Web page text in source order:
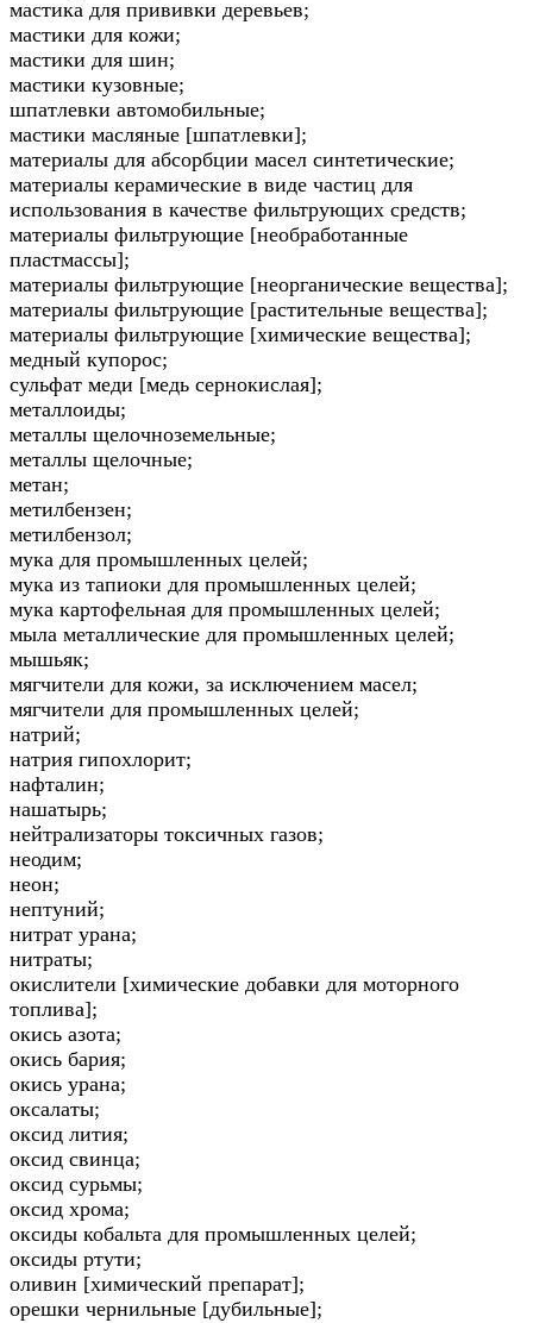
мастика для прививки деревьев;
мастики для кожи;
мастики для шин;
мастики кузовные;
шпатлевки автомобильные;
мастики масляные [шпатлевки];
материалы для абсорбции масел синтетические;
материалы керамические в виде частиц для
использования в качестве фильтрующих средств;
материалы фильтрующие [необработанные
пластмассы];
материалы фильтрующие [неорганические вещества];
материалы фильтрующие [растительные вещества];
материалы фильтрующие [химические вещества];
медный купорос;
сульфат меди [медь сернокислая];
металлоиды;
металлы щелочноземельные;
металлы щелочные;
метан;
метилбензен;
метилбензол;
мука для промышленных целей;
мука из тапиоки для промышленных целей;
мука картофельная для промышленных целей;
мыла металлические для промышленных целей;
мышьяк;
мягчители для кожи, за исключением масел;
мягчители для промышленных целей;
натрий;
натрия гипохлорит;
нафталин;
нашатырь;
нейтрализаторы токсичных газов;
неодим;
неон;
нептуний;
нитрат урана;
нитраты;
окислители [химические добавки для моторного
топлива];
окись азота;
окись бария;
окись урана;
оксалаты;
оксид лития;
оксид свинца;
оксид сурьмы;
оксид хрома;
оксиды кобальта для промышленных целей;
оксиды ртути;
оливин [химический препарат];
орешки чернильные [дубильные];